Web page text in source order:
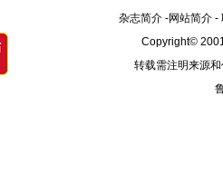
杂志简介-网站简介-
Copyright©
转载需注明来源